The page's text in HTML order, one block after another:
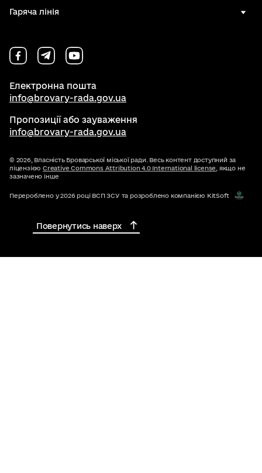
Гаряча лінія
Електронна пошта
info@brovary-rada.gov.ua
Пропозиції або зауваження
info@brovary-rada.gov.ua
© 2026, Власність Броварської міської ради. Весь контент доступний за
ліцензією Creative Commons Attribution 4.0 International license , якщо не
зазначено інше
Перероблено у 2026 році ВСП ЗСУ та розроблено компанією KitSoft
Повернутись наверх